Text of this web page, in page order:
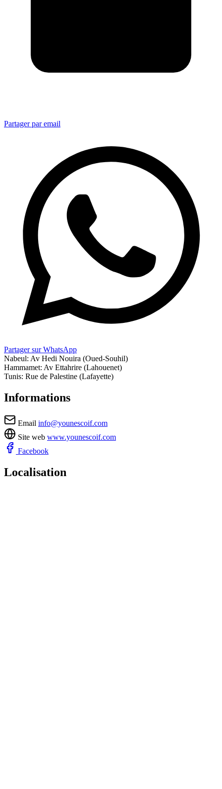
Partager par email
Partager sur WhatsApp
Nabeul: Av Hedi Nouira (Oued-Souhil)
Hammamet: Av Ettahrire (Lahouenet)
Tunis: Rue de Palestine (Lafayette)
Informations
Email info@younescoif.com
Site web www.younescoif.com
Facebook
Localisation